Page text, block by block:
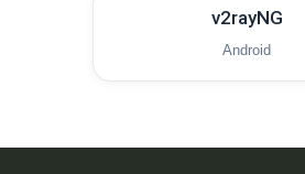
v2rayNG
Android